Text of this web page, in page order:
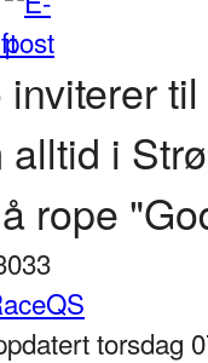
inviterer
alltid i
rope
torsdag